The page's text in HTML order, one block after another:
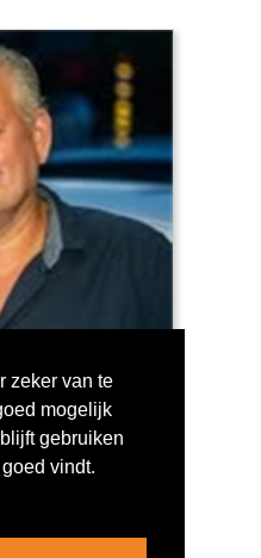
stemmen!
zeker van te
mogelijk
gebruiken
vindt.